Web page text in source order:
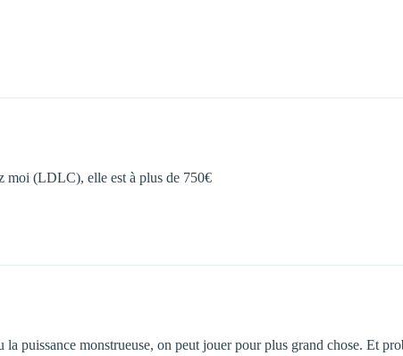
moi (LDLC), elle est à plus de 750€
puissance monstrueuse, on peut jouer pour plus grand chose. Et